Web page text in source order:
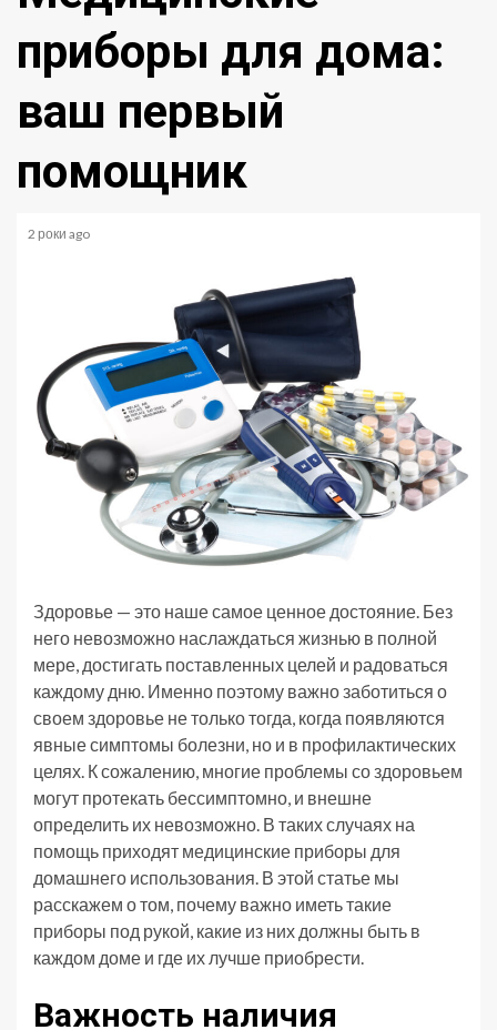
приборы для дома:
ваш первый
помощник
2 роки ago
Здоровье — это наше самое ценное достояние. Без
него невозможно наслаждаться жизнью в полной
мере, достигать поставленных целей и радоваться
каждому дню. Именно поэтому важно заботиться о
своем здоровье не только тогда, когда появляются
явные симптомы болезни, но и в профилактических
целях. К сожалению, многие проблемы со здоровьем
могут протекать бессимптомно, и внешне
определить их невозможно. В таких случаях на
помощь приходят медицинские приборы для
домашнего использования. В этой статье мы
расскажем о том, почему важно иметь такие
приборы под рукой, какие из них должны быть в
каждом доме и где их лучше приобрести.
Важность наличия